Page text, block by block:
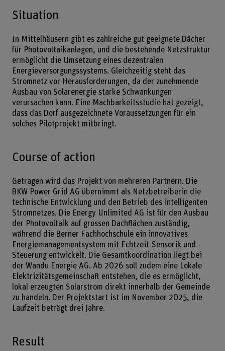
Situation
In Mittelhäusern gibt es zahlreiche gut geeignete Dächer
für Photovoltaikanlagen, und die bestehende Netzstruktur
ermöglicht die Umsetzung eines dezentralen
Energieversorgungssystems. Gleichzeitig steht das
Stromnetz vor Herausforderungen, da der zunehmende
Ausbau von Solarenergie starke Schwankungen
verursachen kann. Eine Machbarkeitsstudie hat gezeigt,
dass das Dorf ausgezeichnete Voraussetzungen für ein
solches Pilotprojekt mitbringt.
Course of action
Getragen wird das Projekt von mehreren Partnern. Die
BKW Power Grid AG übernimmt als Netzbetreiberin die
technische Entwicklung und den Betrieb des intelligenten
Stromnetzes. Die Energy Unlimited AG ist für den Ausbau
der Photovoltaik auf grossen Dachflächen zuständig,
während die Berner Fachhochschule ein innovatives
Energiemanagementsystem mit Echtzeit-Sensorik und -
Steuerung entwickelt. Die Gesamtkoordination liegt bei
der Wandu Energie AG. Ab 2026 soll zudem eine Lokale
Elektrizitätsgemeinschaft entstehen, die es ermöglicht,
lokal erzeugten Solarstrom direkt innerhalb der Gemeinde
zu handeln. Der Projektstart ist im November 2025, die
Laufzeit beträgt drei Jahre.
Result